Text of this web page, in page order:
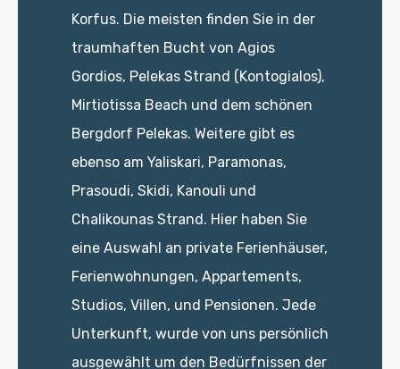
Korfus. Die meisten finden Sie in der
traumhaften Bucht von Agios
Gordios, Pelekas Strand (Kontogialos),
Mirtiotissa Beach und dem schönen
Bergdorf Pelekas. Weitere gibt es
ebenso am Yaliskari, Paramonas,
Prasoudi, Skidi, Kanouli und
Chalikounas Strand. Hier haben Sie
eine Auswahl an private Ferienhäuser,
Ferienwohnungen, Appartements,
Studios, Villen, und Pensionen. Jede
Unterkunft, wurde von uns persönlich
ausgewählt um den Bedürfnissen der